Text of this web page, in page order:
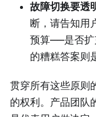
故障切换要透
断，请告知用
预算——是否扩
的糟糕答案则
贯穿所有这些原则
的权利。产品团队